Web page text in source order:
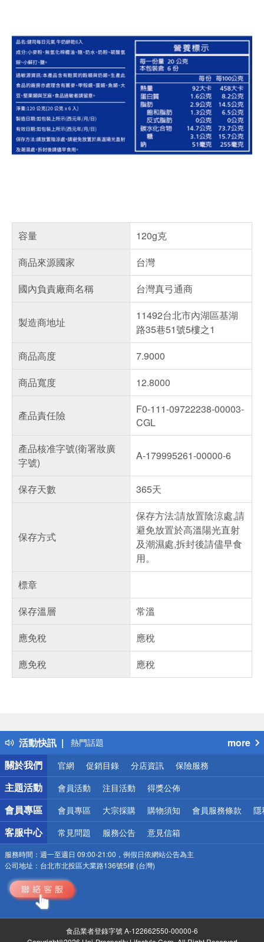
容量
120g克
商品來源國家
台灣
國內負責廠商名稱
台灣真弓通商
製造商地址
11492台北市內湖區基湖
路35巷51號5樓之1
商品高度
7.9000
商品寬度
12.8000
產品責任險
F0-111-09722238-00003-
CGL
產品核准字號(衛署妝廣
字號)
A-179995261-00000-6
保存天數 365天
保存方式
保存方法:請放置陰涼處,請
避免放置於高溫陽光直射
及潮濕處,拆封後請儘早食
用。
標章
保存溫層
常溫
應免稅
應稅
應免稅
應稅
活動快訊
得獎公告
熱門話題
銀行優惠
偏遠地區配送
詐騙網頁！請小心！
more
關於我們
官網 促銷目錄 分店資訊 保險服務
主題活動 會員活動 注目活動 得獎公佈
會員專區 會員專區 大宗採購 購物須知 會員服務條款 隱
客服中心 常見問題 服務公告 意見信箱
服務時間： 週一至週日 09:00-21:00，例假日依網站公告為主
公司地址： 台北市北投區大業路136號5樓 (台灣)
食品業者登錄字號 A-122662550-00000-6